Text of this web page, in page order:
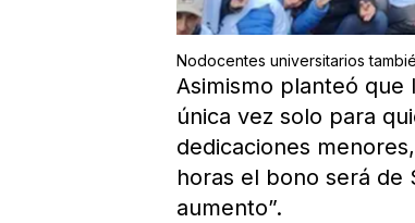
Nodocentes universitarios
Asimismo planteó
única vez solo para
dedicaciones
horas el bono será de
aumento”.